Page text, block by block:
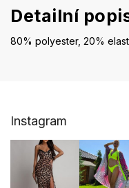
Detailní
80% polyester, 20%
Instagram